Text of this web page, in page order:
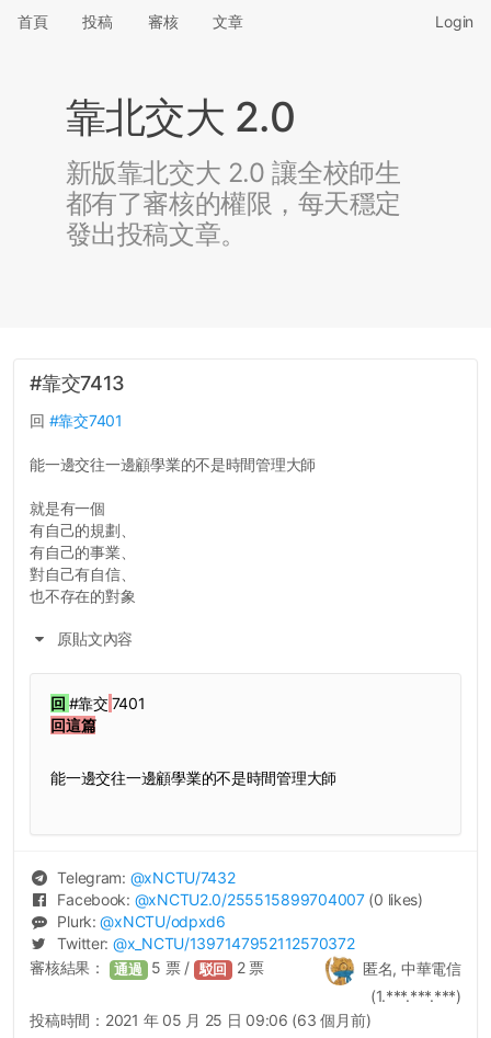
首頁 投稿 審核 文章 Login
靠北交大 2.0
新版靠北交大 2.0 讓全校師生
都有了審核的權限，每天穩定
發出投稿文章。
#靠交7413
回 #靠交7401
能一邊交往一邊顧學業的不是時間管理大師
就是有一個
有自己的規劃、
有自己的事業、
對自己有自信、
也不存在的對象
原貼文內容
回 #靠交7401
回這篇
能一邊交往一邊顧學業的不是時間管理大師
Telegram: @xNCTU/7432
Facebook: @xNCTU2.0/255515899704007 (0 likes)
Plurk:@xNCTU/odpxd6
Twitter: @x_NCTU/1397147952112570372
匿名, 中華電信
(1.***.***.***)
審核結果： 通過 5 票 / 駁回 2票
投稿時間： 2021 年 05 月 25 日 09:06 (63 個月前)